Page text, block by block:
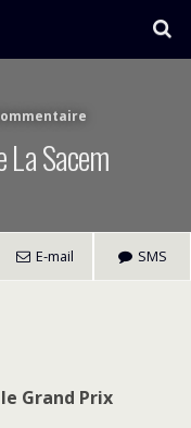
Sacem
E-mail SMS
Grand Prix